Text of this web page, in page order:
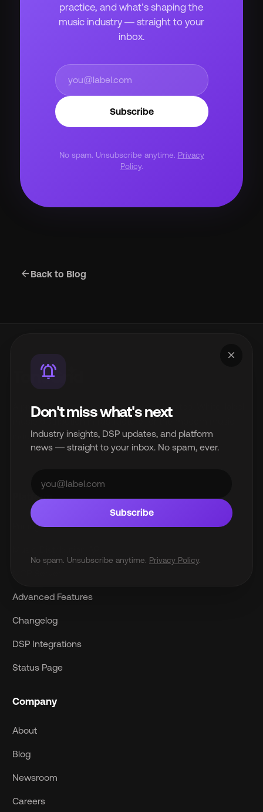
practice, and what’s shaping the
music industry — straight to your
inbox.
Subscribe
No spam. Unsubscribe anytime. Privacy
Policy.
arrow_back Back to Blog
close
notifications_active
Don't miss what's next
Industry insights, DSP updates, and platform
news — straight to your inbox. No spam, ever.
Subscribe
No spam. Unsubscribe anytime. Privacy Policy.
A product of InterSpace Distribution Limited. White-label
industry.
Platform
Pricing
Advanced Features
Changelog
DSP Integrations
Status Page
Company
About
Blog
Newsroom
Careers